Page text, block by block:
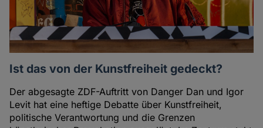
Ist das von der Kunstfreiheit gedeckt?
Der abgesagte ZDF-Auftritt von Danger Dan und Igor
Levit hat eine heftige Debatte über Kunstfreiheit,
politische Verantwortung und die Grenzen